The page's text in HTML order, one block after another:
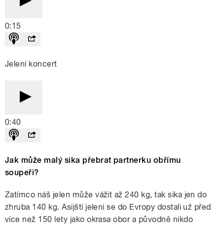
0:15
Jelení koncert
0:40
Jak může malý sika přebrat partnerku obřímu
soupeři?
Zatímco náš jelen může vážit až 240 kg, tak sika jen do
zhruba 140 kg. Asijští jeleni se do Evropy dostali už před
více než 150 lety jako okrasa obor a původně nikdo